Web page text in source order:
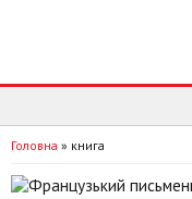
Головна » книга